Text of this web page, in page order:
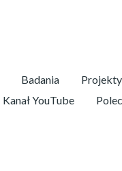
Badania Projekty
Kanał YouTube